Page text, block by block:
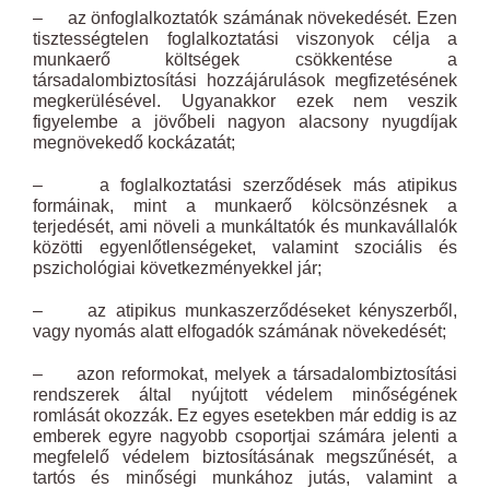
– az önfoglalkoztatók számának növekedését. Ezen
tisztességtelen foglalkoztatási viszonyok célja a
munkaerő költségek csökkentése a
társadalombiztosítási hozzájárulások megfizetésének
megkerülésével. Ugyanakkor ezek nem veszik
figyelembe a jövőbeli nagyon alacsony nyugdíjak
megnövekedő kockázatát;
– a foglalkoztatási szerződések más atipikus
formáinak, mint a munkaerő kölcsönzésnek a
terjedését, ami növeli a munkáltatók és munkavállalók
közötti egyenlőtlenségeket, valamint szociális és
pszichológiai következményekkel jár;
– az atipikus munkaszerződéseket kényszerből,
vagy nyomás alatt elfogadók számának növekedését;
– azon reformokat, melyek a társadalombiztosítási
rendszerek által nyújtott védelem minőségének
romlását okozzák. Ez egyes esetekben már eddig is az
emberek egyre nagyobb csoportjai számára jelenti a
megfelelő védelem biztosításának megszűnését, a
tartós és minőségi munkához jutás, valamint a